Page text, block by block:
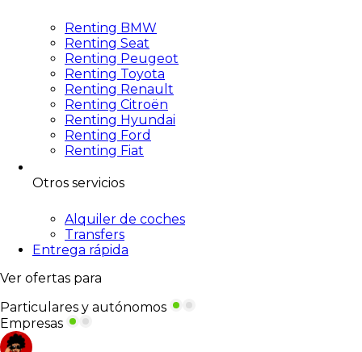
Renting BMW
Renting Seat
Renting Peugeot
Renting Toyota
Renting Renault
Renting Citroën
Renting Hyundai
Renting Ford
Renting Fiat
Otros servicios
Alquiler de coches
Transfers
Entrega rápida
Ver ofertas para
Particulares y autónomos
Empresas